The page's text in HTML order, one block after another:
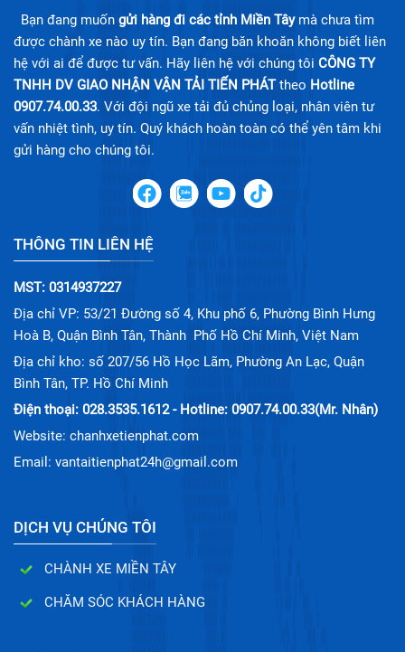
Bạn đang muốn gửi hàng đi các tỉnh Miền Tâymà chưa tìm
được chành xe nào uy tín. Bạn đang băn khoăn không biết liên
hệ với ai để được tư vấn. Hãy liên hệ với chúng tôi CÔNG TY
TNHH DV GIAO NHẬN VẬN TẢI TIẾN PHÁTtheo Hotline
0907.74.00.33. Với đội ngũ xe tải đủ chủng loại, nhân viên tư
vấn nhiệt tình, uy tín. Quý khách hoàn toàn có thể yên tâm khi
gửi hàng cho chúng tôi.
THÔNG TIN LIÊN HỆ
MST: 0314937227
Địa chỉ VP: 53/21 Đường số 4, Khu phố 6, Phường Bình Hưng
Hoà B, Quận Bình Tân, Thành Phố Hồ Chí Minh, Việt Nam
Địa chỉ kho: số 207/56 Hồ Học Lãm, Phường An Lạc, Quận
Bình Tân, TP. Hồ Chí Minh
Điện thoại: 028.3535.1612 - Hotline: 0907.74.00.33(Mr. Nhân)
Website: chanhxetienphat.com
Email: vantaitienphat24h@gmail.com
DỊCH VỤ CHÚNG TÔI
CHÀNH XE MIỀN TÂY
CHĂM SÓC KHÁCH HÀNG